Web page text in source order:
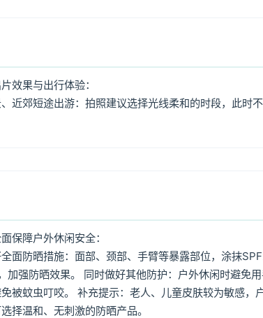
效果与出行体验：
近郊短途出游：拍照建议选择光线柔和的时段，此时
保障户外休闲安全：
面防晒措施：面部、颈部、手臂等暴露部位，涂抹
强防晒效果。 同时做好其他防护：户外休闲时避免
被蚊虫叮咬。 补充提示：老人、儿童皮肤较为敏感，
择温和、无刺激的防晒产品。